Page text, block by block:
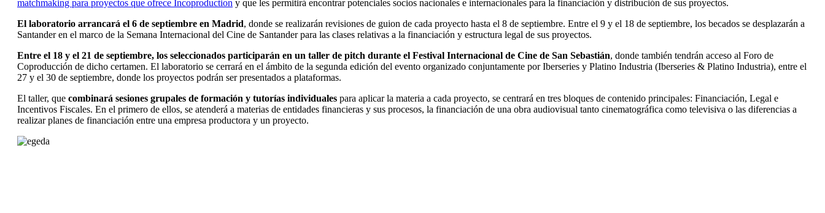
matchmaking para proyectos que ofrece Incoproduction y que les permitirá encontrar potenciales socios nacionales e internacionales para la financiación y distribución de sus proyectos.
El laboratorio arrancará el 6 de septiembre en Madrid, donde se realizarán revisiones de guion de cada proyecto hasta el 8 de septiembre. Entre el 9 y el 18 de septiembre, los becados se desplazarán a
Santander en el marco de la Semana Internacional del Cine de Santander para las clases relativas a la financiación y estructura legal de sus proyectos.
Entre el 18 y el 21 de septiembre, los seleccionados participarán en un taller de pitch durante el Festival Internacional de Cine de San Sebastián, donde también tendrán acceso al Foro de
Coproducción de dicho certamen. El laboratorio se cerrará en el ámbito de la segunda edición del evento organizado conjuntamente por Iberseries y Platino Industria (Iberseries & Platino Industria), entre el
27 y el 30 de septiembre, donde los proyectos podrán ser presentados a plataformas.
El taller, que combinará sesiones grupales de formación y tutorías individuales para aplicar la materia a cada proyecto, se centrará en tres bloques de contenido principales: Financiación, Legal e
Incentivos Fiscales. En el primero de ellos, se atenderá a materias de entidades financieras y sus procesos, la financiación de una obra audiovisual tanto cinematográfica como televisiva o las diferencias a
realizar planes de financiación entre una empresa productora y un proyecto.